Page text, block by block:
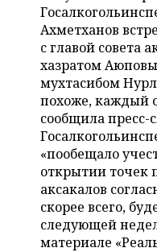
ОПК
ЭНЕРГЕТИКА
ТРАНСПОРТ
НОВОСТИ
ВЫЕЗДНАЯ РЕДАКЦИЯ
БИЗНЕС-БРАНЧИ
ONLINE-
ОТКРЫТАЯ ЛЕКЦИЯ
СПОРТ
НОВОСТИ СПОРТА
ФУТБОЛ
ХОККЕЙ
БАСКЕТБОЛ
ВОЛЕЙБОЛ
КИБЕРСПОРТ
ОБЩЕСТВО
НОВОСТИ ОБЩЕСТВА
ВЛАСТЬ
ИНФРАСТРУКТУРА
ИСТОРИЯ
КУЛЬТУРА
ФОТОГАЛЕРЕЯ
СЮЖЕТЫ
СПРАВОЧНИК
СПИСОК ПЕРСОН
СПИСОК КОМПАНИЙ
ПОЛНАЯ ВЕРСИЯ
Ахметханов
c главой совета
хазратом
мухтасибом
похоже, каждый
сообщила пресс-
«пообещало
открытии точек
аксакалов
скорее всего,
следующей
материале